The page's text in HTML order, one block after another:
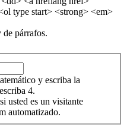
type start> <strong> <em>
de párrafos.
y escriba la
4.
usted es un visitante
automatizado.